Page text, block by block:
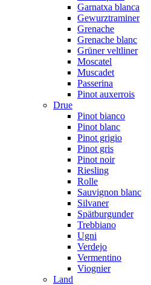
Garnatxa blanca
Gewurztraminer
Grenache
Grenache blanc
Grüner veltliner
Moscatel
Muscadet
Passerina
Pinot auxerrois
Drue
Pinot bianco
Pinot blanc
Pinot grigio
Pinot gris
Pinot noir
Riesling
Rolle
Sauvignon blanc
Silvaner
Spätburgunder
Trebbiano
Ugni
Verdejo
Vermentino
Viognier
Land